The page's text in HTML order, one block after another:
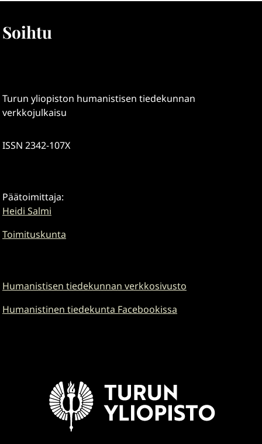
Soihtu
Turun yliopiston humanistisen tiedekunnan
verkkojulkaisu
ISSN 2342-107X
Päätoimittaja:
Heidi Salmi
Toimituskunta
Humanistisen tiedekunnan verkkosivusto
Humanistinen tiedekunta Facebookissa